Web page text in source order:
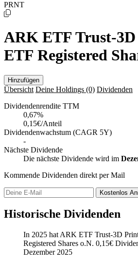
PRNT
ARK ETF Trust-
ETF Registered
Hinzufügen
Übersicht Deine Holdings (0) Dividenden
Dividendenrendite TTM
0,67%
0,15€/Anteil
Dividendenwachstum (CAGR 5Y)
-
Nächste Dividende
Die nächste Dividende wird im
Kommende Dividenden direkt per Mail
Kostenlos
Historische Dividenden
In 2025 hat ARK ETF Trust-3D
Registered Shares o.N. 0,15€
Dezember 2025